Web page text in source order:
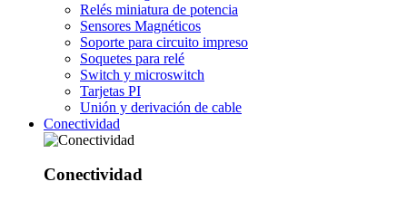
Relés miniatura de potencia
Sensores Magnéticos
Soporte para circuito impreso
Soquetes para relé
Switch y microswitch
Tarjetas PI
Unión y derivación de cable
Conectividad
Conectividad